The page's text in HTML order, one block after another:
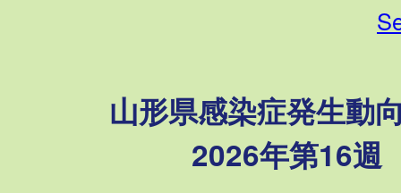
山形県感染症発生動
2026年第16週